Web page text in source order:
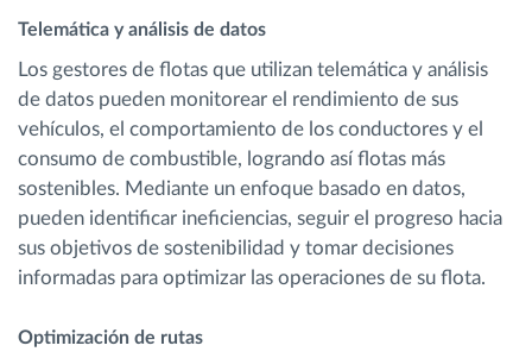
Telemática y análisis de datos
Los gestores de flotas que utilizan telemática y análisis
de datos pueden monitorear el rendimiento de sus
vehículos, el comportamiento de los conductores y el
consumo de combustible, logrando así flotas más
sostenibles. Mediante un enfoque basado en datos,
pueden identificar ineficiencias, seguir el progreso hacia
sus objetivos de sostenibilidad y tomar decisiones
informadas para optimizar las operaciones de su flota.
Optimización de rutas